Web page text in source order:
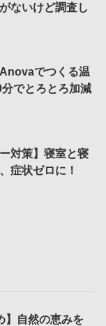
ないけど調査し
Anovaでつくる温
でとろとろ加減
対策】寝室と寝
症状ゼロに！
】自然の恵みを